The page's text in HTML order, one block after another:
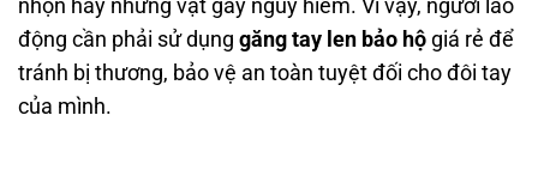
nhọn hay những vật gây nguy hiểm. Vì vậy, người lao
động cần phải sử dụng găng tay len bảo hộ giá rẻ để
tránh bị thương, bảo vệ an toàn tuyệt đối cho đôi tay
của mình.